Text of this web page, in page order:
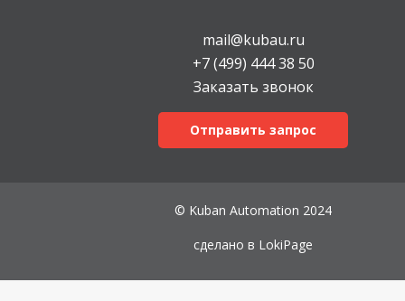
mail@kubau.ru
+7 (499) 444 38 50
Заказать звонок
Отправить запрос
© Kuban Automation 2024
сделано в LokiPage